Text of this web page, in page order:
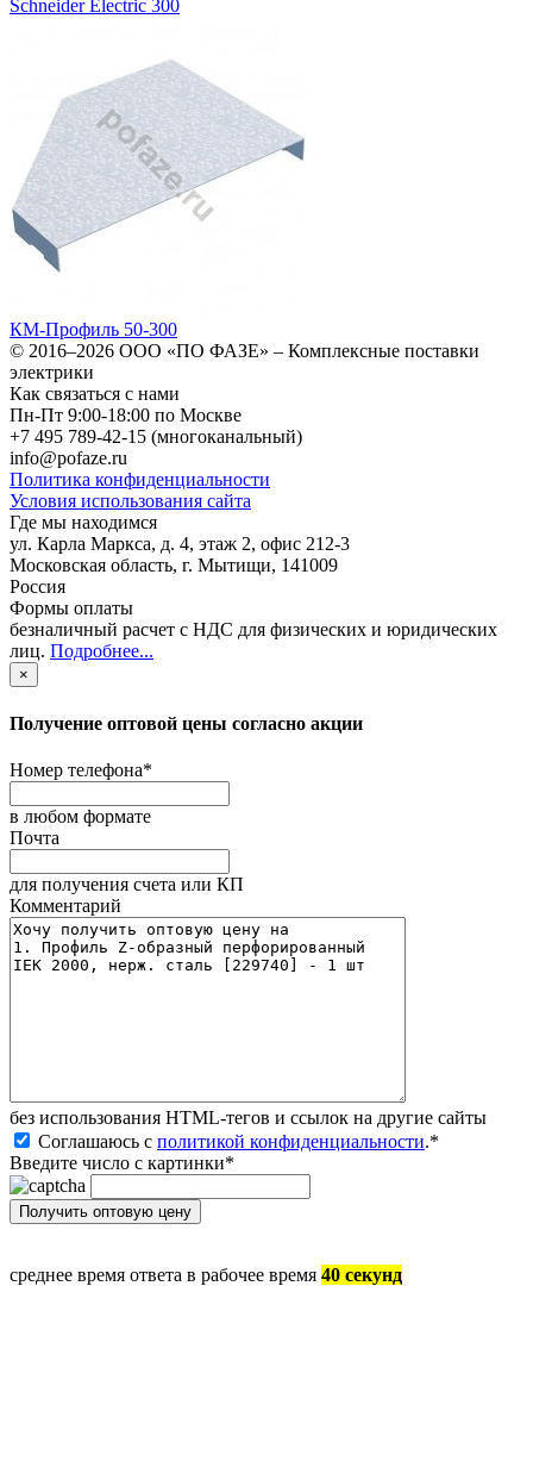
Schneider Electric 300
КМ-Профиль 50-300
© 2016–2026 ООО «ПО ФАЗЕ» – Комплексные поставки
электрики
Как связаться с нами
Пн-Пт 9:00-18:00 по Москве
+7 495 789-42-15 (многоканальный)
info@pofaze.ru
Политика конфиденциальности
Условия использования сайта
Где мы находимся
ул. Карла Маркса, д. 4, этаж 2, офис 212-3
Московская область, г. Мытищи, 141009
Россия
Формы оплаты
безналичный расчет с НДС для физических и юридических
лиц. Подробнее...
×
Получение оптовой цены согласно акции
Номер телефона*
в любом формате
Почта
для получения счета или КП
Комментарий
без иcпользования HTML-тегов и ссылок на другие сайты
Соглашаюсь с политикой конфиденциальности.*
Введите число с картинки*
среднее время ответа в рабочее время 40 секунд